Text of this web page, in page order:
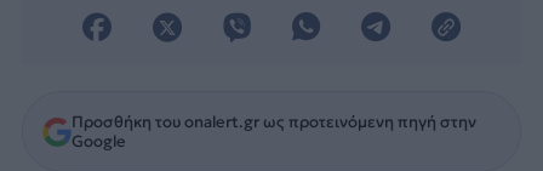
Προσθήκη του onalert.gr ως προτεινόμενη πηγή στην
Google